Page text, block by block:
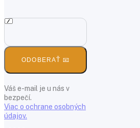
ODOBERAŤ 📧
Váš e-mail je u nás v
bezpečí.
Viac o ochrane osobných
údajov.